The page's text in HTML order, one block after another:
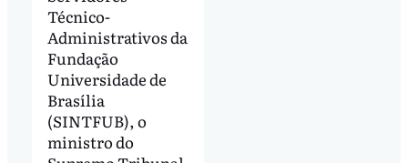
Técnico-
Administrativos da
Fundação
Universidade de
Brasília
(SINTFUB), o
ministro do